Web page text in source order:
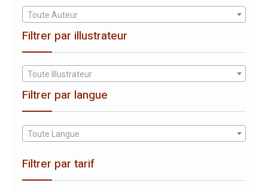
Toute Auteur
Filtrer par illustrateur
Toute Illustrateur
Filtrer par langue
Toute Langue
Filtrer par tarif